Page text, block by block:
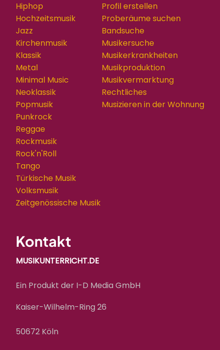
Hiphop
Hochzeitsmusik
Jazz
Kirchenmusik
Klassik
Metal
Minimal Music
Neoklassik
Popmusik
Punkrock
Reggae
Rockmusik
Rock'n'Roll
Tango
Türkische Musik
Volksmusik
Zeitgenössische Musik
Profil erstellen
Proberäume suchen
Bandsuche
Musikersuche
Musikerkrankheiten
Musikproduktion
Musikvermarktung
Rechtliches
Musizieren in der Wohnung
Kontakt
MUSIKUNTERRICHT.DE
Ein Produkt der I-D Media GmbH
Kaiser-Wilhelm-Ring 26
50672 Köln